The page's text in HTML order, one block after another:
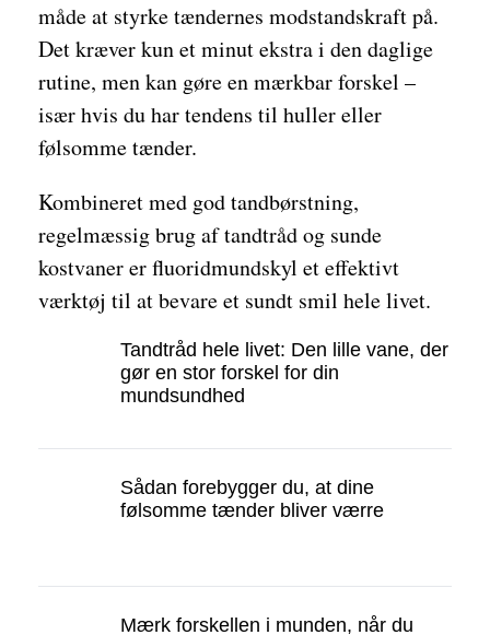
måde at styrke tændernes modstandskraft på.
Det kræver kun et minut ekstra i den daglige
rutine, men kan gøre en mærkbar forskel –
især hvis du har tendens til huller eller
følsomme tænder.
Kombineret med god tandbørstning,
regelmæssig brug af tandtråd og sunde
kostvaner er fluoridmundskyl et effektivt
værktøj til at bevare et sundt smil hele livet.
Tandtråd hele livet: Den lille vane, der
gør en stor forskel for din
mundsundhed
Sådan forebygger du, at dine
følsomme tænder bliver værre
Mærk forskellen i munden, når du